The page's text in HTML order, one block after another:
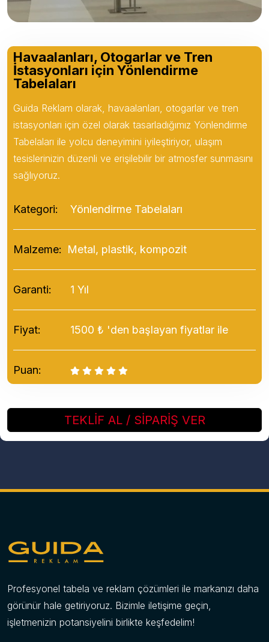
Havaalanları, Otogarlar ve Tren
İstasyonları için Yönlendirme
Tabelaları
Guida Reklam olarak, havaalanları, otogarlar ve tren
istasyonları için özel olarak tasarladığımız Yönlendirme
Tabelaları ile yolcu deneyimini iyileştiriyor, ulaşım
tesislerinizin düzenli ve erişilebilir bir atmosfer sunmasını
sağlıyoruz.
Kategori: Yönlendirme Tabelaları
Malzeme: Metal, plastik, kompozit
Garanti: 1 Yıl
Fiyat: 1500 ₺ 'den başlayan fiyatlar ile
Puan:
TEKLİF AL / SİPARİŞ VER
Profesyonel tabela ve reklam çözümleri ile markanızı daha
görünür hale getiriyoruz. Bizimle iletişime geçin,
işletmenizin potansiyelini birlikte keşfedelim!